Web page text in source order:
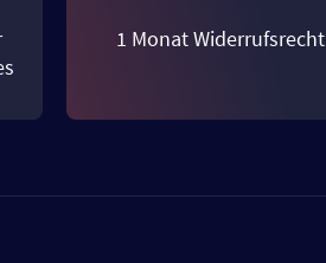
1 Monat Widerrufsrecht